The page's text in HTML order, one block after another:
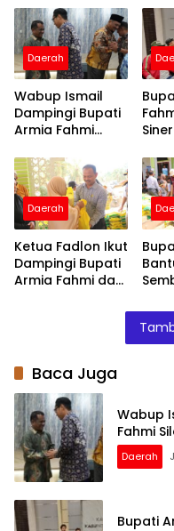
Daerah
Wabup Ismail
Dampingi Bupati
Armia Fahmi
Pemko Medan
Daerah
Ketua Fadlon Ikut
Dampingi Bupati
Armia Fahmi dan
Baca Juga
Wabup
Fahmi
Daerah
Bupati